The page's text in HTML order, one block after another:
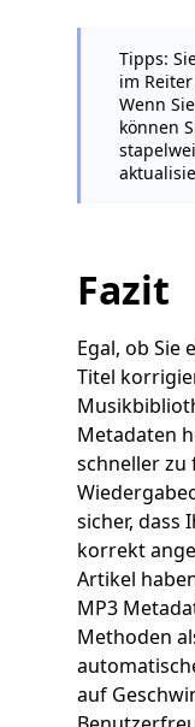
Tipps:
im
Wenn
können
Fazit
Egal, ob Sie
Titel
Metadaten
schneller zu
sicher, dass
korrekt
Artikel
MP3
Methoden
auf